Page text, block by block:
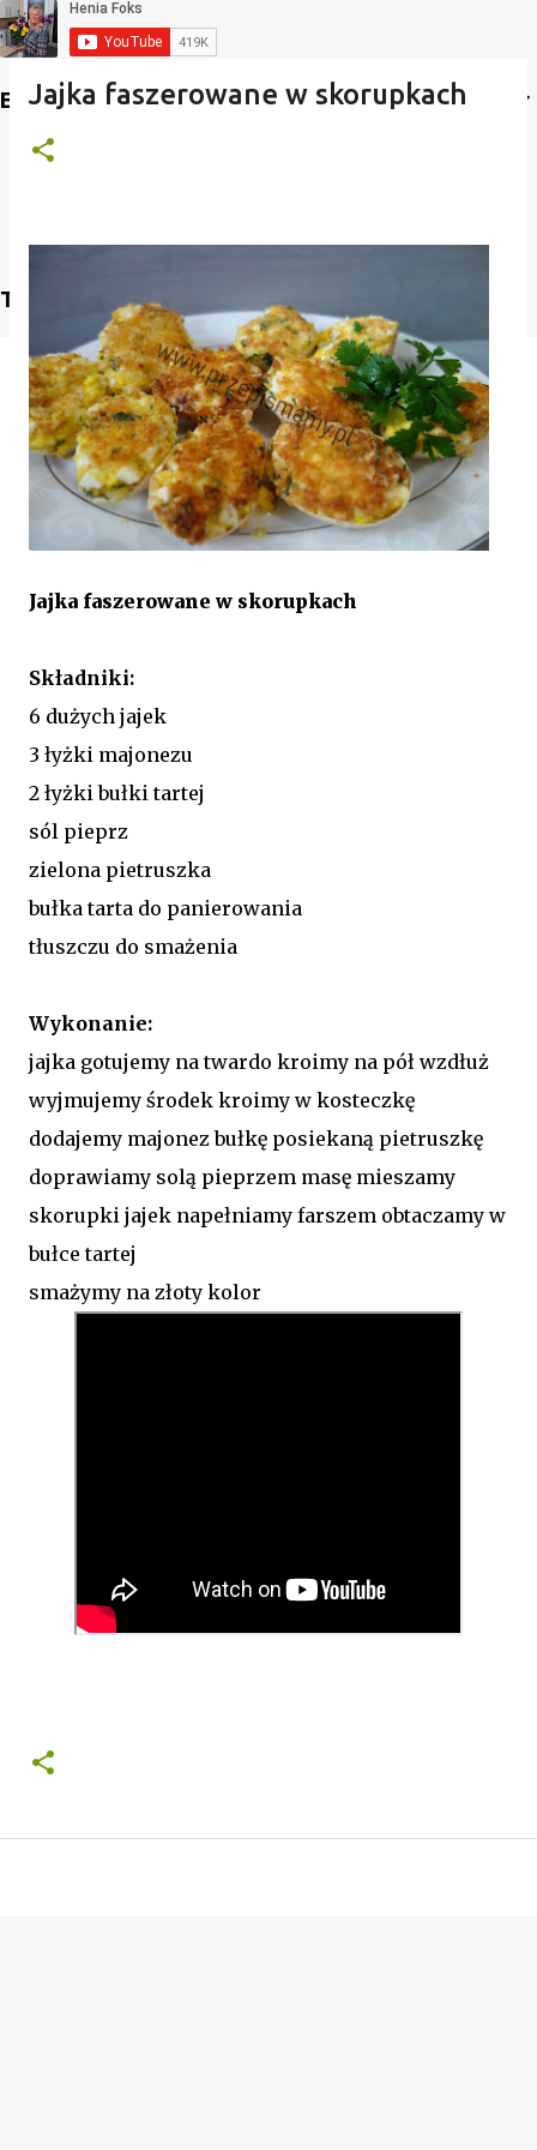
Etykiety
Translate
Jajka faszerowane w skorupkach
Jajka faszerowane w skorupkach
Składniki:
6 dużych jajek
3 łyżki majonezu
2 łyżki bułki tartej
sól pieprz
zielona pietruszka
bułka tarta do panierowania
tłuszczu do smażenia
Wykonanie:
jajka gotujemy na twardo kroimy na pół wzdłuż
wyjmujemy środek kroimy w kosteczkę
dodajemy majonez bułkę posiekaną pietruszkę
doprawiamy solą pieprzem masę mieszamy
skorupki jajek napełniamy farszem obtaczamy w
bułce tartej
smażymy na złoty kolor